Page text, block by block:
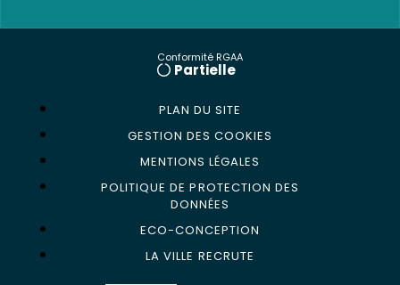
Conformité RGAA
Partielle
PLAN DU SITE
GESTION DES COOKIES
MENTIONS LÉGALES
POLITIQUE DE PROTECTION DES
DONNÉES
ECO-CONCEPTION
LA VILLE RECRUTE